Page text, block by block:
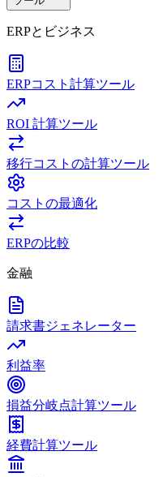
ERPとビジネス
ERPコスト計算ツール
ROI 計算ツール
移行コストの計算ツール
コストの最適化
ERPの比較
金融
請求書ジェネレーター
利益率
損益分岐点計算ツール
経費計算ツール